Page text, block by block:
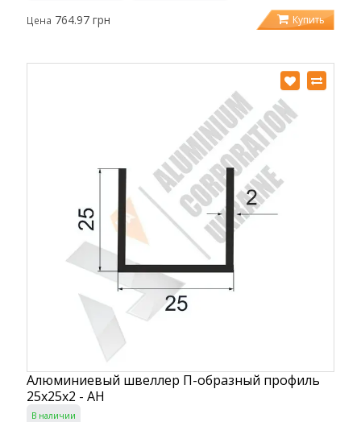
Цена 764.97 грн Купить
Алюминиевый швеллер П-образный профиль
25х25х2 - АН
В наличии